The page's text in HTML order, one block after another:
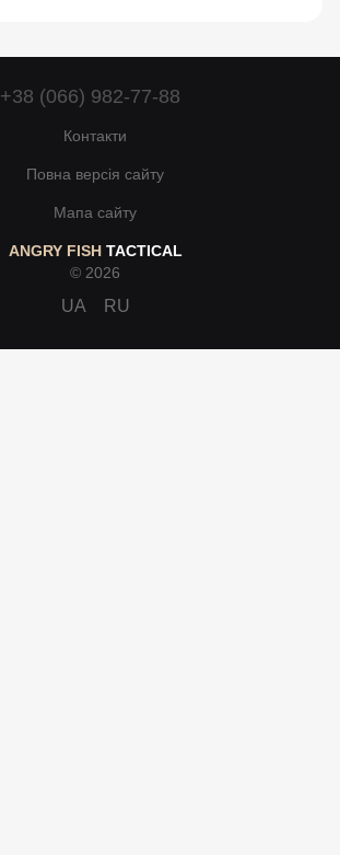
+38 (066) 982-77-88
Контакти
Повна версія сайту
Мапа сайту
ANGRY FISH TACTICAL
© 2026
UA RU